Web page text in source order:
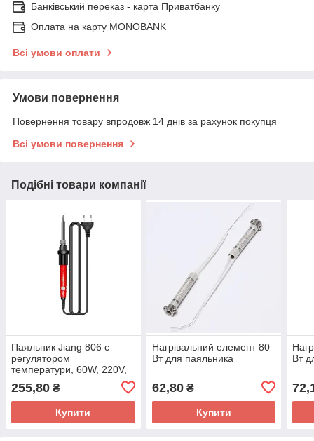
Банківський переказ - карта Приватбанку
Оплата на карту MONOBANK
Всі умови оплати
Умови повернення
Повернення товару впродовж 14 днів за рахунок покупця
Всі умови повернення
Подібні товари компанії
Паяльник Jiang 806 c
регулятором
температури, 60W, 220V,
255,80 ₴
Купити
Нагрівальний елемент 80
Вт для паяльника
62,80₴
Купити
Вт